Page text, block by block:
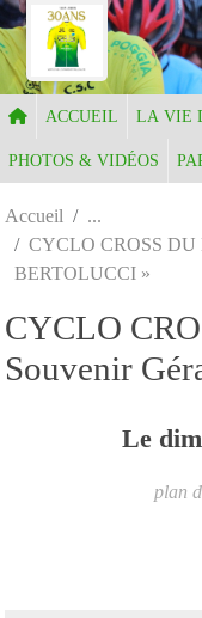
ACCUEIL LA VIE
PHOTOS & VIDÉOS
Accueil
CYCLO CROSS DU
BERTOLUCCI »
CYCLO
Souvenir
Le
plan
Panneau de gestion des